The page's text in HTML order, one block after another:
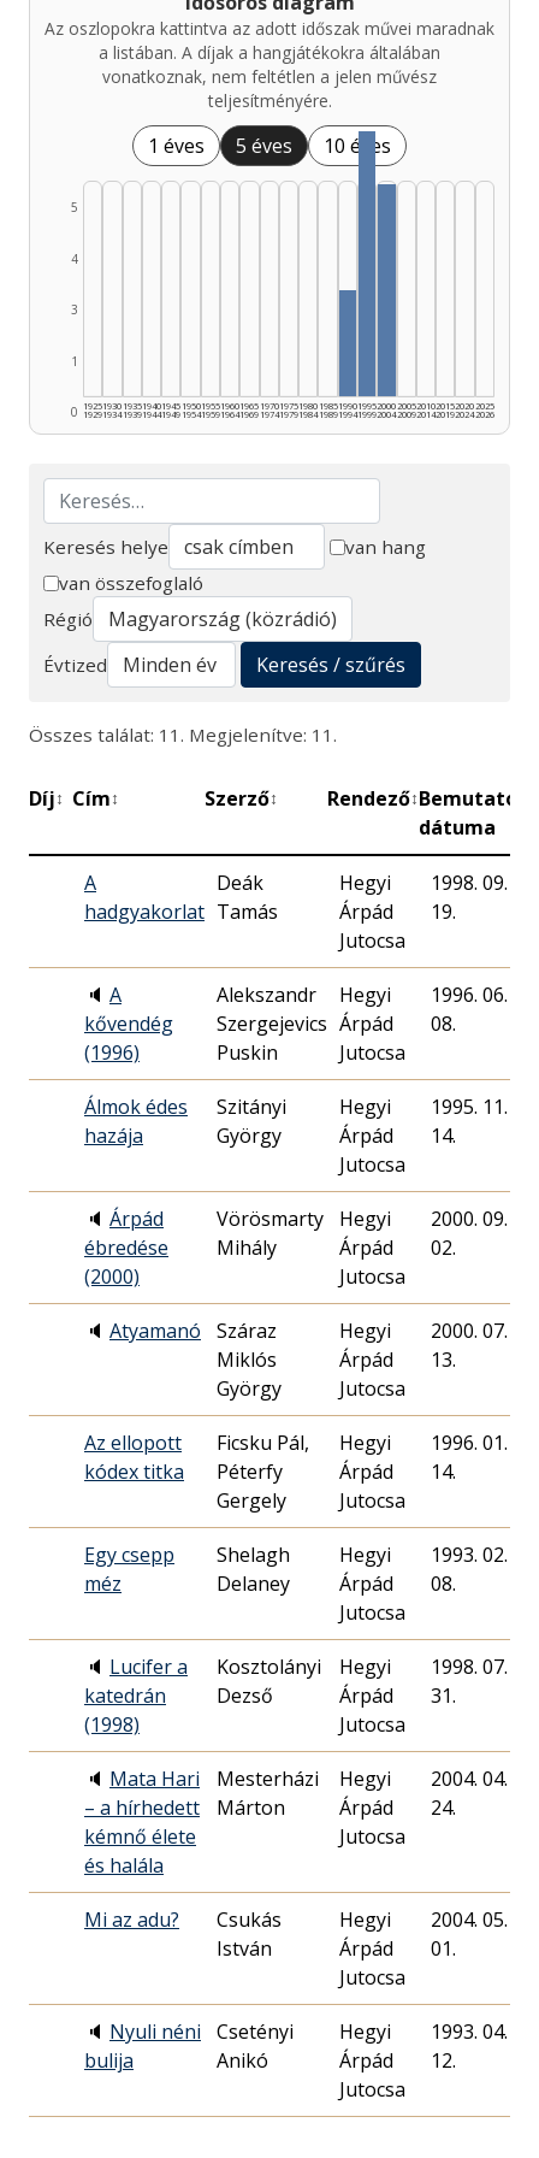
Az oszlopokra kattintva az adott időszak művei maradnak
a listában. A díjak a hangjátékokra általában
vonatkoznak, nem feltétlen a jelen művész
teljesítményére.
1 éves 5 éves 10 éves
0
1
3
4
5
1925
1929
1930
1934
1935
1939
1940
1944
1945
1949
1950
1954
1955
1959
1960
1964
1965
1969
1970
1974
1975
1979
1980
1984
1985
1989
1990
1994
1995
1999
2000
2004
2005
2009
2010
2014
2015
2019
2020
2024
2025
2026
Keresés
Keresés helye
van hang
van összefoglaló
Régió
Évtized
Keresés / szűrés
Összes találat: 11. Megjelenítve: 11.
Díj↕ Cím↕ Szerző↕ Rendező↕Bemutató
dátuma
A
hadgyakorlat
Deák
Tamás
Hegyi
Árpád
Jutocsa
1998. 09.
19.
🔈 A
kővendég
(1996)
Alekszandr
Szergejevics
Puskin
Hegyi
Árpád
Jutocsa
1996. 06.
08.
Álmok édes
hazája
Szitányi
György
Hegyi
Árpád
Jutocsa
1995. 11.
14.
🔈 Árpád
ébredése
(2000)
Vörösmarty
Mihály
Hegyi
Árpád
Jutocsa
2000. 09.
02.
🔈 Atyamanó
Száraz
Miklós
György
Hegyi
Árpád
Jutocsa
2000. 07.
13.
Az ellopott
kódex titka
Ficsku Pál,
Péterfy
Gergely
Hegyi
Árpád
Jutocsa
1996. 01.
14.
Egy csepp
méz
Shelagh
Delaney
Hegyi
Árpád
Jutocsa
1993. 02.
08.
🔈 Lucifer a
katedrán
(1998)
Kosztolányi
Dezső
Hegyi
Árpád
Jutocsa
1998. 07.
31.
🔈 Mata Hari
– a hírhedett
kémnő élete
és halála
Mesterházi
Márton
Hegyi
Árpád
Jutocsa
2004. 04.
24.
Mi az adu?
Csukás
István
Hegyi
Árpád
Jutocsa
2004. 05.
01.
🔈 Nyuli néni
bulija
Csetényi
Anikó
Hegyi
Árpád
Jutocsa
1993. 04.
12.